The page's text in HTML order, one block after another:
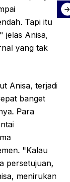
Tapi itu
jelas Anisa,
yang tak
Anisa, terjadi
banget
Para
"Kalau
persetujuan,
menirukan